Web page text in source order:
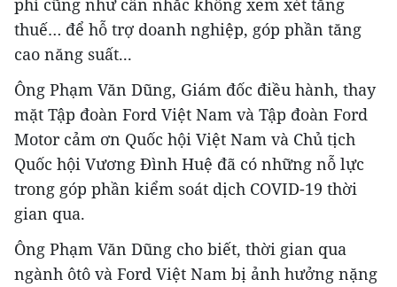
phí cũng như cân nhắc không xem xét tăng
thuế… để hỗ trợ doanh nghiệp, góp phần tăng
cao năng suất...
Ông Phạm Văn Dũng, Giám đốc điều hành, thay
mặt Tập đoàn Ford Việt Nam và Tập đoàn Ford
Motor cảm ơn Quốc hội Việt Nam và Chủ tịch
Quốc hội Vương Đình Huệ đã có những nỗ lực
trong góp phần kiểm soát dịch COVID-19 thời
gian qua.
Ông Phạm Văn Dũng cho biết, thời gian qua
ngành ôtô và Ford Việt Nam bị ảnh hưởng nặng